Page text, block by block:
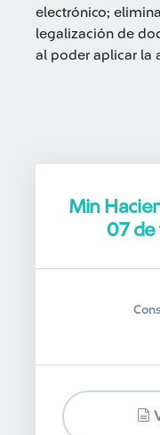
electrónico;
legalización de
al poder aplicar la
Min
07 de